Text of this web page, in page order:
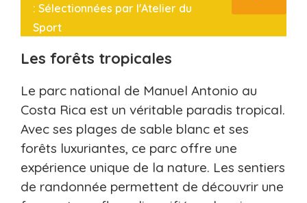
: Sélectionnées par l'Atelier du
Sport
Les forêts tropicales
Le parc national de Manuel Antonio au
Costa Rica est un véritable paradis tropical.
Avec ses plages de sable blanc et ses
forêts luxuriantes, ce parc offre une
expérience unique de la nature. Les sentiers
de randonnée permettent de découvrir une